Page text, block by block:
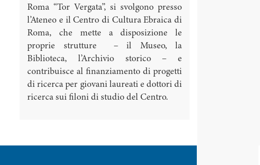
Roma “Tor Vergata”, si svolgono presso
l’Ateneo e il Centro di Cultura Ebraica di
Roma, che mette a disposizione le
proprie strutture – il Museo, la
Biblioteca, l’Archivio storico – e
contribuisce al finanziamento di progetti
di ricerca per giovani laureati e dottori di
ricerca sui filoni di studio del Centro.